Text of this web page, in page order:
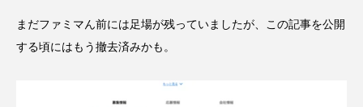
まだファミマん前には足場が残っていましたが、この記事を公開
する頃にはもう撤去済みかも。